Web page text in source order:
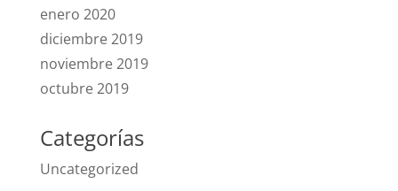
enero 2020
diciembre 2019
noviembre 2019
octubre 2019
Categorías
Uncategorized